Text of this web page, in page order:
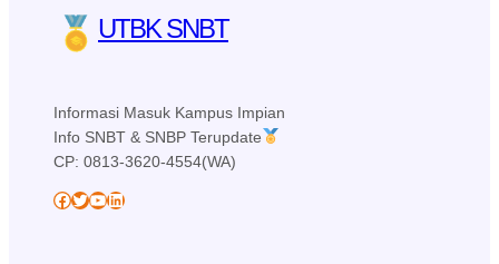
UTBK SNBT
Informasi Masuk Kampus Impian
Info SNBT & SNBP Terupdate
CP: 0813-3620-4554(WA)
Facebook Twitter YouTube LinkedIn